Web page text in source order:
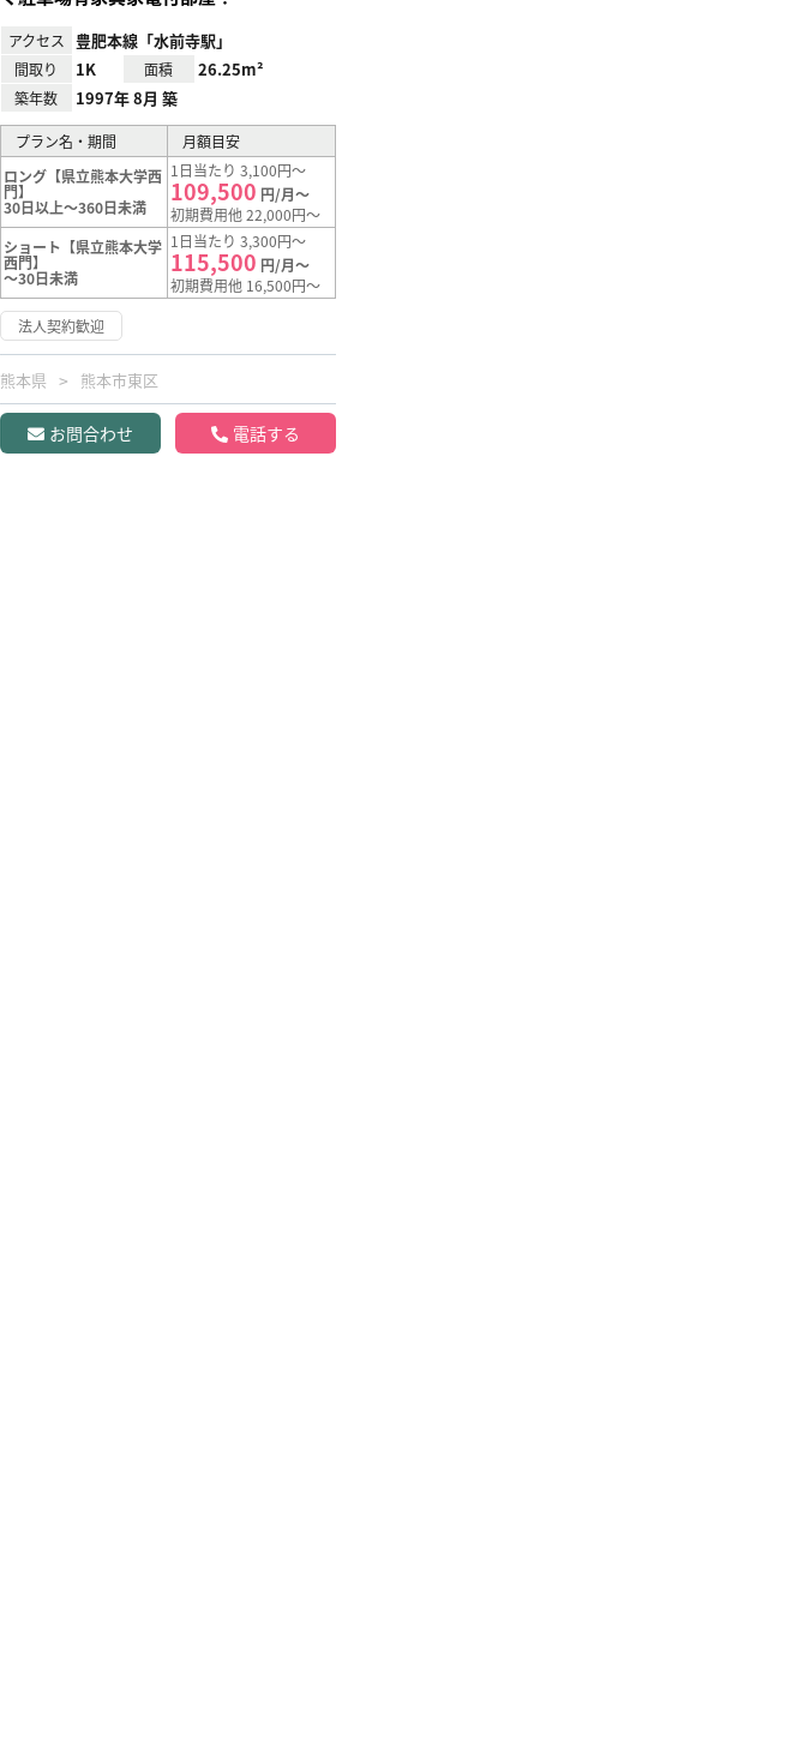
アクセス 豊肥本線「水前寺駅」
間取り 1K 面積 26.25m²
築年数 1997年 8月 築
プラン名・期間
月額目安
ロング【県立熊本大学西
門】
30日以上～360日未満
1日当たり 3,100円～
109,500 円/月～
初期費用他 22,000円～
ショート【県立熊本大学
西門】
～30日未満
1日当たり 3,300円～
115,500 円/月～
初期費用他 16,500円～
法人契約歓迎
熊本県 熊本市東区
お問合わせ 電話する